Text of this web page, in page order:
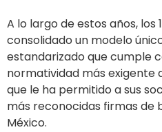
A lo largo de estos años, los
consolidado un modelo
estandarizado que cumple
normatividad más exigente
que le ha permitido a sus
más reconocidas firmas de
México.